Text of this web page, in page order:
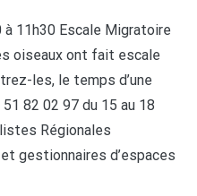
à 11h30 Escale Migratoire
oiseaux ont fait escale
les, le temps d’une
82 02 97 du 15 au 18
Régionales
gestionnaires d’espaces